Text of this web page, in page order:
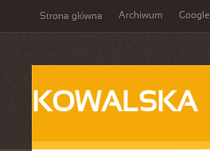
Strona główna Archiwum Google
KOWALSKA